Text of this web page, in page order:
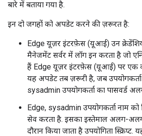
बारे में बताया गया है.
इन दो जगहों को अपडेट करने की ज़रूरत है:
Edge यूज़र इंटरफ़ेस (यूआई) उन
मैनेजमेंट सर्वर में लॉग इन करता है जो
हैं Edge यूज़र इंटरफ़ेस (यूआई) पर एक
यह अपडेट तब ज़रूरी है, जब
sysadmin उपयोगकर्ता का पासवर्ड
Edge, sysadmin उपयोगकर्ता नाम
सेव करता है. इसका इस्तेमाल अलग-
दौरान किया जाता है उपयोगिता